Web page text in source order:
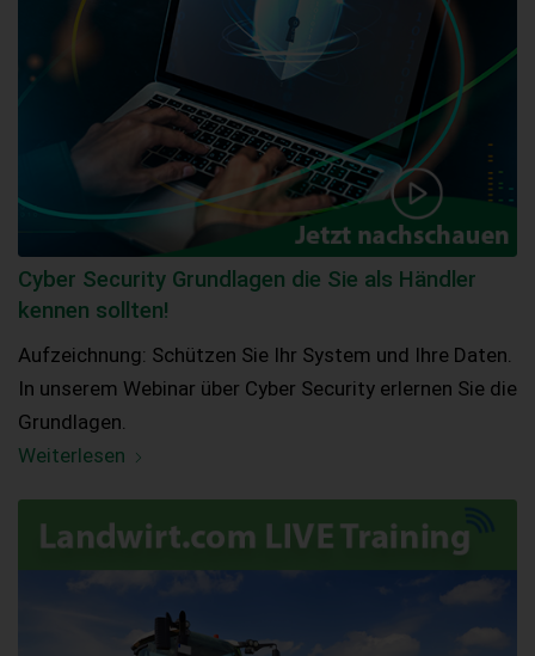
Cyber Security Grundlagen die Sie als Händler
kennen sollten!
Aufzeichnung: Schützen Sie Ihr System und Ihre Daten.
In unserem Webinar über Cyber Security erlernen Sie die
Grundlagen.
Weiterlesen